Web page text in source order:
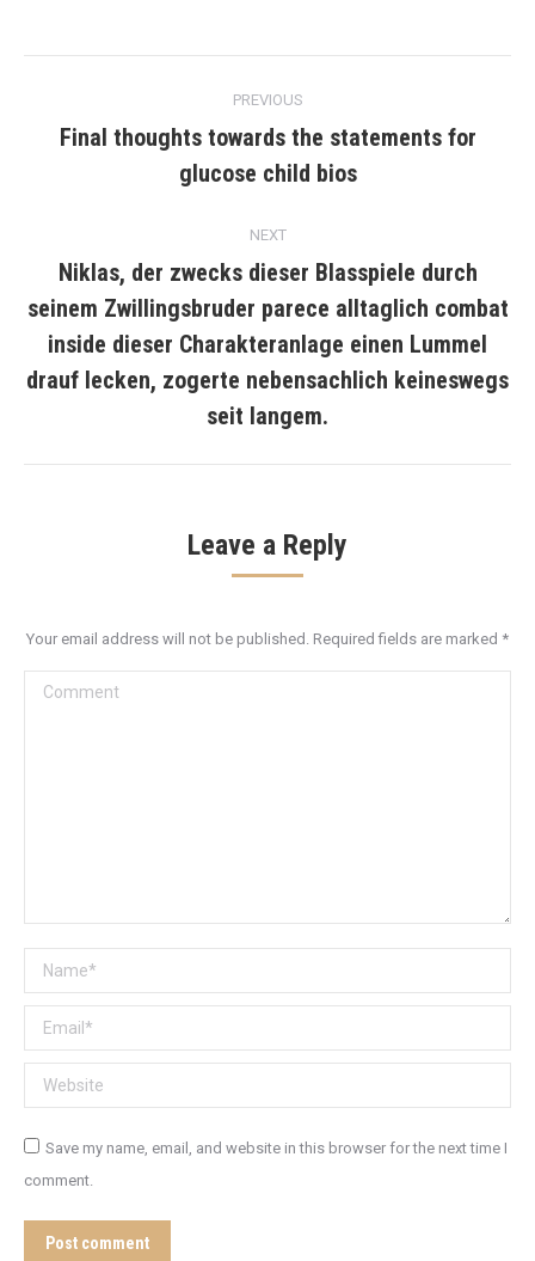
navigation
PREVIOUS
Previous
post:
Final thoughts towards the statements for
glucose child bios
NEXT
Next
post:
Niklas, der zwecks dieser Blasspiele durch
seinem Zwillingsbruder parece alltaglich combat
inside dieser Charakteranlage einen Lummel
drauf lecken, zogerte nebensachlich keineswegs
seit langem.
Leave a Reply
Your email address will not be published. Required fields are marked *
Comment
Name *
Email *
Website
Save my name, email, and website in this browser for the next time I
comment.
Post comment